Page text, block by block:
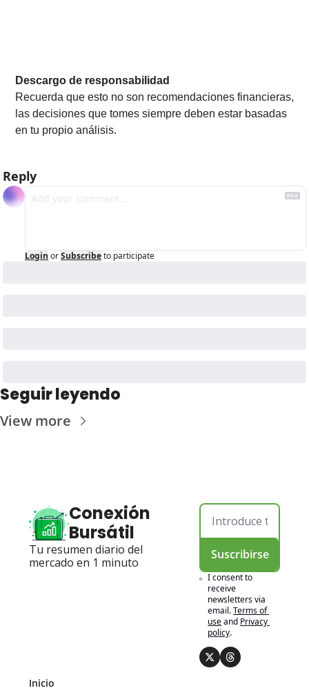
Descargo de responsabilidad
Recuerda que esto no son recomendaciones financieras,
las decisiones que tomes siempre deben estar basadas
en tu propio análisis.
Reply
Login orSubscribeto participate
Seguir leyendo
View more
Conexión
Bursátil
Tu resumen diario del
mercado en 1 minuto
Suscribirse
I consent to
receive
newsletters via
email.Terms of
useand Privacy
policy.
Inicio